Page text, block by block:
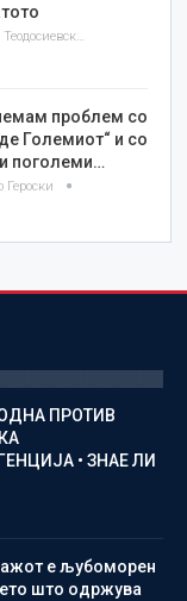
Златко Теодосиевски
проблем со
Големиот“ и со
поголеми…
Героски
ПРОТИВ
• ЗНАЕ ЛИ
е љубоморен
што одржува